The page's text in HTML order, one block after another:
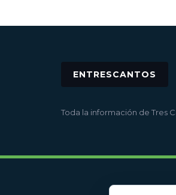
ENTRESCANTOS
Toda la información de Tres